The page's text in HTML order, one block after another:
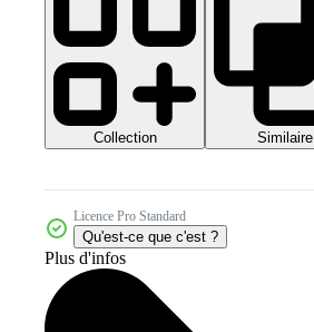
Collection Similaire
Licence Pro Standard
Qu'est-ce que c'est ?
Plus d'infos